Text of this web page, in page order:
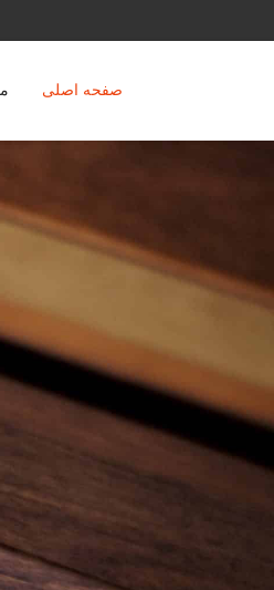
صفحه اصلی